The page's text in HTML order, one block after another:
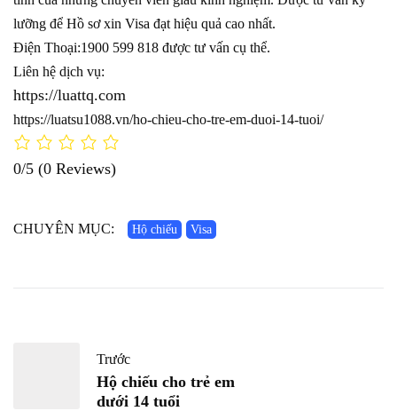
lưỡng để Hồ sơ xin Visa đạt hiệu quả cao nhất.
Điện Thoại:1900 599 818 được tư vấn cụ thể.
Liên hệ dịch vụ:
https://luattq.com
https://luatsu1088.vn/ho-chieu-cho-tre-em-duoi-14-tuoi/
0/5 (0 Reviews)
CHUYÊN MỤC: Hộ chiếu Visa
Trước
Hộ chiếu cho trẻ em
dưới 14 tuổi